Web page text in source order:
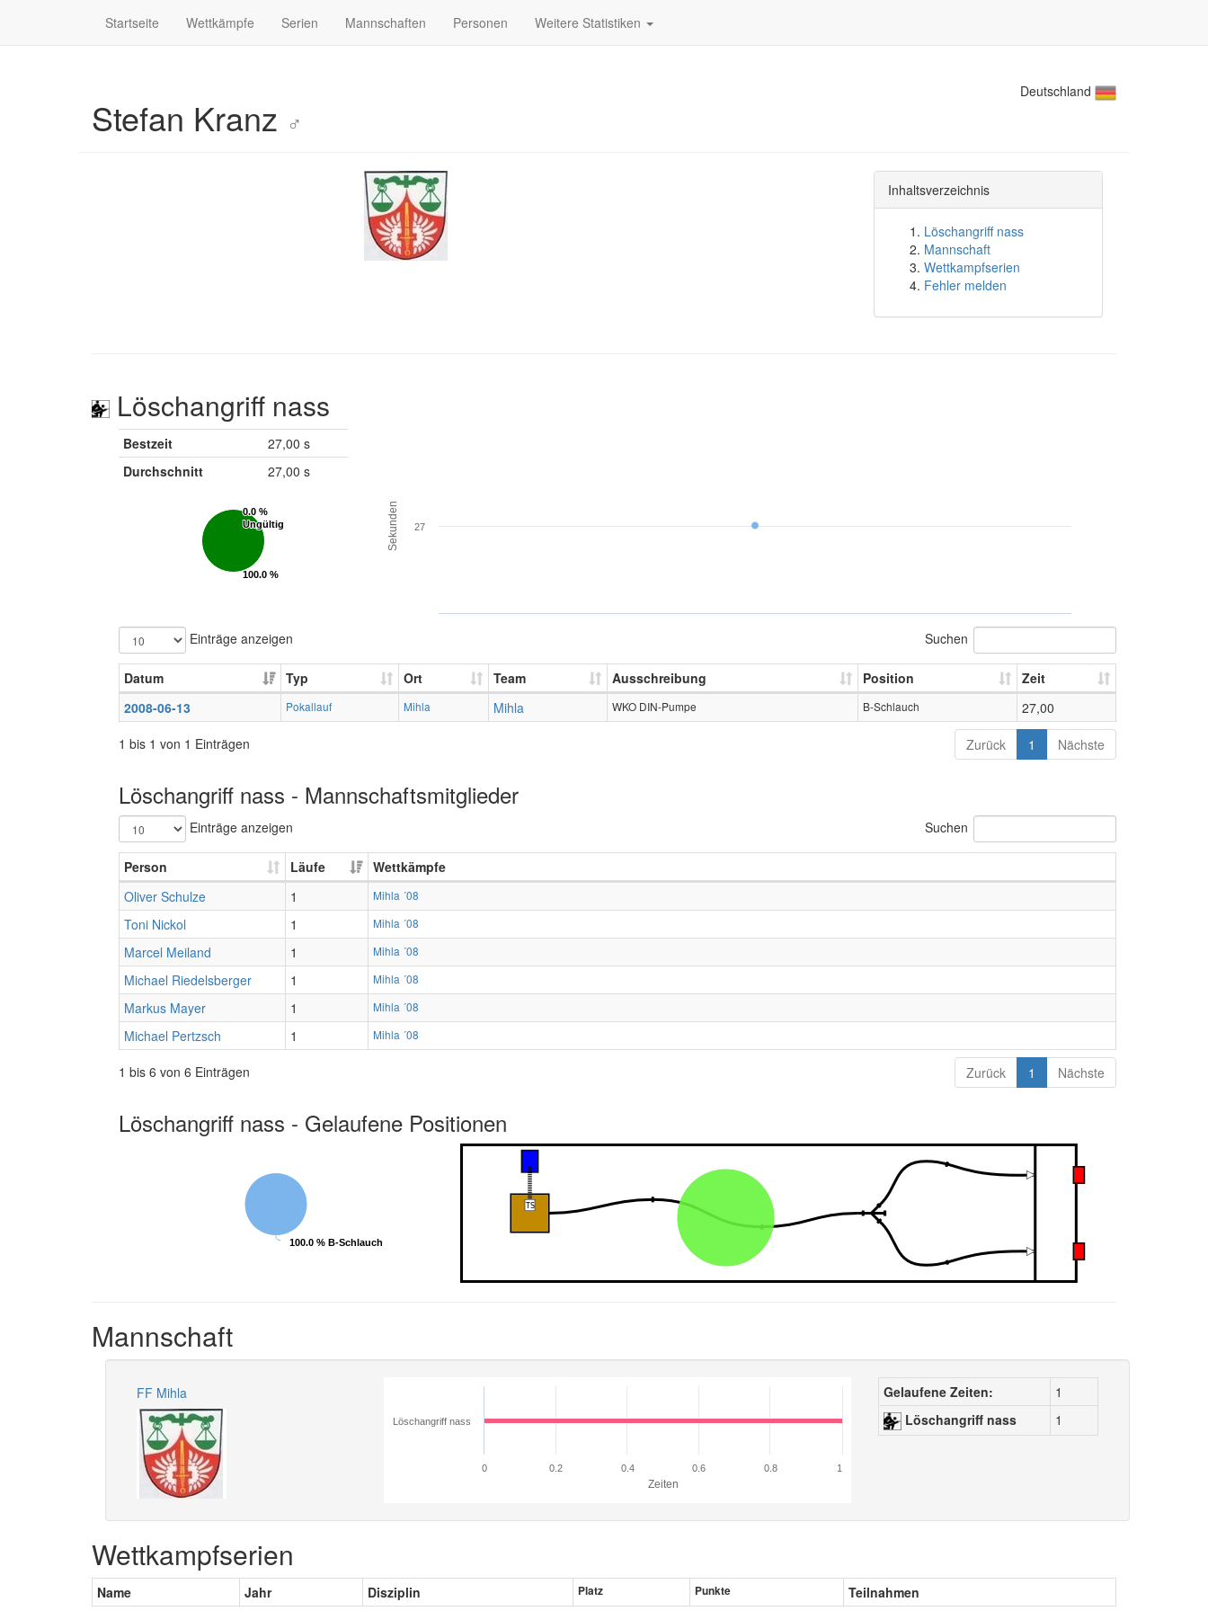
Startseite Wettkämpfe Serien Mannschaften Personen Weitere Statistiken
Deutschland
Stefan Kranz ♂
Inhaltsverzeichnis
Löschangriff nass
Mannschaft
Wettkampfserien
Fehler melden
Löschangriff nass
Bestzeit
27,00 s
Durchschnitt
27,00 s
0.0 %
Ungültig
0.0 %
Ungültig
100.0 %
100.0 %
Sekunden 27
Einträge anzeigen Suchen
Datum Typ Ort Team Ausschreibung Position
Zeit
2008-06-13
Pokallauf Mihla Mihla WKO DIN-Pumpe B-Schlauch
27,00
1 bis 1 von 1 Einträgen
Zurück 1 Nächste
Löschangriff nass - Mannschaftsmitglieder
Einträge anzeigen Suchen
Person Läufe
Wettkämpfe
Oliver Schulze
1 Mihla ´08
Toni Nickol 1 Mihla ´08
Marcel Meiland 1 Mihla ´08
Michael Riedelsberger 1 Mihla ´08
Markus Mayer 1 Mihla ´08
Michael Pertzsch 1 Mihla ´08
1 bis 6 von 6 Einträgen Zurück 1 Nächste
Löschangriff nass - Gelaufene Positionen
100.0 % B-Schlauch
100.0 % B-Schlauch
Mannschaft
FF Mihla
Zeiten
Löschangriff nass
0 0.2 0.4 0.6 0.8 1
Gelaufene Zeiten:
1
Löschangriff nass
1
Wettkampfserien
Name Jahr Disziplin Platz Punkte Teilnahmen